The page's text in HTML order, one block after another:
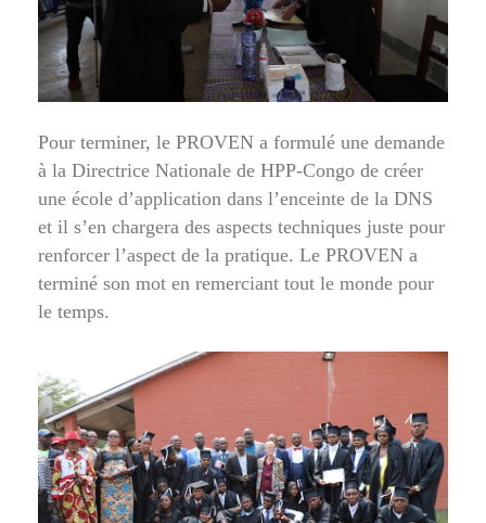
Pour terminer, le PROVEN a formulé une demande
à la Directrice Nationale de HPP-Congo de créer
une école d’application dans l’enceinte de la DNS
et il s’en chargera des aspects techniques juste pour
renforcer l’aspect de la pratique. Le PROVEN a
terminé son mot en remerciant tout le monde pour
le temps.